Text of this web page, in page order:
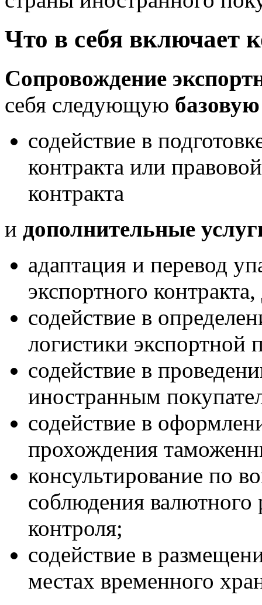
Что в себя включает
Сопровождение
себя следующую
содействие в
контракта или
контракта
и дополнительные
адаптация и перевод
экспортного
содействие в
логистики экспортной
содействие в
иностранным
содействие в
прохождения
консультирование по
соблюдения валютного
контроля;
содействие в
местах временного